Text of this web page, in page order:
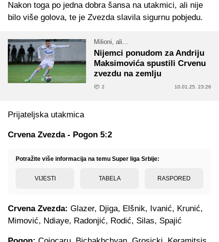
Nakon toga po jedna dobra šansa na utakmici, ali nije
bilo više golova, te je Zvezda slavila sigurnu pobjedu.
Milioni, ali...
Nijemci ponudom za Andriju
Maksimovića spustili Crvenu
zvezdu na zemlju
2 10.01.25. 23:26
Prijateljska utakmica
Crvena Zvezda - Pogon 5:2
Potražite više informacija na temu Super liga Srbije:
VIJESTI TABELA RASPORED
Crvena Zvezda: Glazer, Djiga, Elšnik, Ivanić, Krunić,
Mimović, Ndiaye, Radonjić, Rodić, Silas, Spajić